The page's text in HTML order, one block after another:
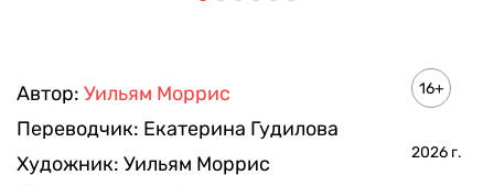
Автор: Уильям Моррис
Переводчик: Екатерина Гудилова
Художник: Уильям Моррис
16+
2026 г.